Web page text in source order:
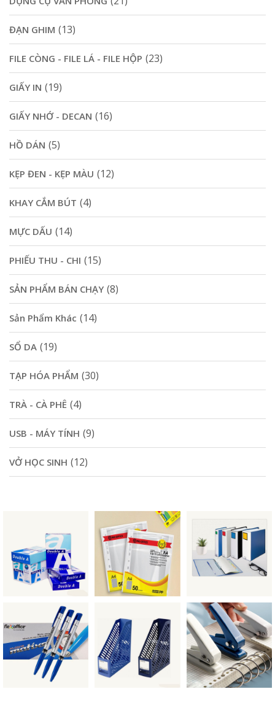
ĐẠN GHIM (13)
FILE CÒNG - FILE LÁ - FILE HỘP (23)
GIẤY IN (19)
GIẤY NHỚ - DECAN (16)
HỒ DÁN (5)
KẸP ĐEN - KẸP MÀU (12)
KHAY CẮM BÚT (4)
MỰC DẤU (14)
PHIẾU THU - CHI (15)
SẢN PHẨM BÁN CHẠY (8)
Sản Phẩm Khác (14)
SỔ DA (19)
TẠP HÓA PHẨM (30)
TRÀ - CÀ PHÊ (4)
USB - MÁY TÍNH (9)
VỞ HỌC SINH (12)